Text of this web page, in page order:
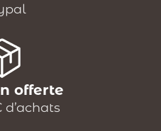
offerte
d’achats